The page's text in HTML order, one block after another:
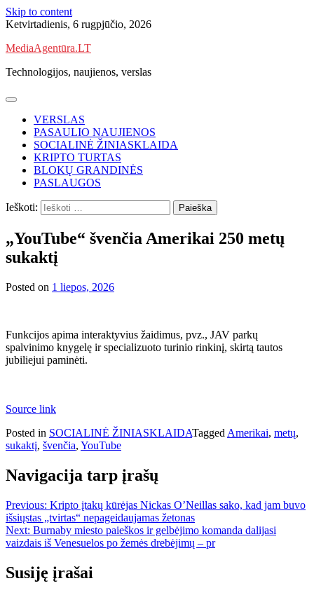
Skip to content
Ketvirtadienis, 6 rugpjūčio, 2026
MediaAgentūra.LT
Technologijos, naujienos, verslas
VERSLAS
PASAULIO NAUJIENOS
SOCIALINĖ ŽINIASKLAIDA
KRIPTO TURTAS
BLOKŲ GRANDINĖS
PASLAUGOS
Ieškoti:
„YouTube“ švenčia Amerikai 250 metų
sukaktį
Posted on 1 liepos, 2026
Funkcijos apima interaktyvius žaidimus, pvz., JAV parkų
spalvinimo knygelę ir specializuoto turinio rinkinį, skirtą tautos
jubiliejui paminėti.
Source link
Posted in SOCIALINĖ ŽINIASKLAIDATagged Amerikai, metų,
sukaktį, švenčia, YouTube
Navigacija tarp įrašų
Previous: Kripto įtakų kūrėjas Nickas O’Neillas sako, kad jam buvo
išsiųstas „tvirtas“ nepageidaujamas žetonas
Next: Burnaby miesto paieškos ir gelbėjimo komanda dalijasi
vaizdais iš Venesuelos po žemės drebėjimų – pr
Susiję įrašai